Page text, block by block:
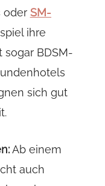
oder SM-
ihre
BDSM-
sich gut
Ab einem
auch